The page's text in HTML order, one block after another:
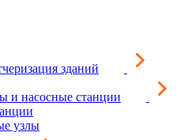
зданий
и насосные станции
узлы